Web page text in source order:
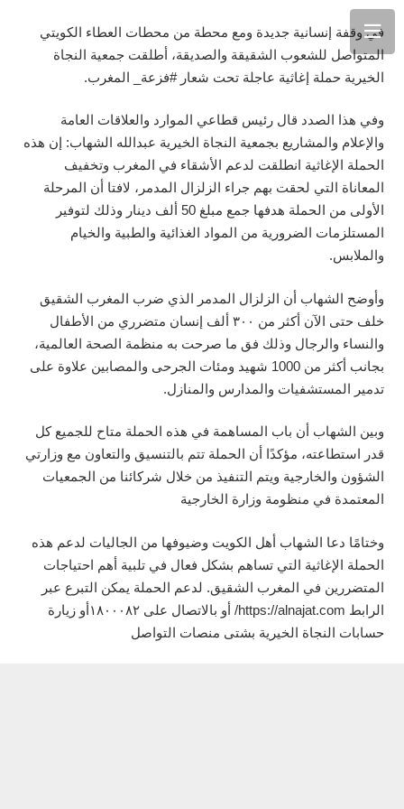
في وقفة إنسانية جديدة ومع محطة من محطات العطاء الكويتي
المتواصل للشعوب الشقيقة والصديقة، أطلقت جمعية النجاة
الخيرية حملة إغاثية عاجلة تحت شعار #فزعة_ المغرب.
وفي هذا الصدد قال رئيس قطاعي الموارد والعلاقات العامة
والإعلام والمشاريع بجمعية النجاة الخيرية عبدالله الشهاب: إن هذه
الحملة الإغاثية انطلقت لدعم الأشقاء في المغرب وتخفيف
المعاناة التي لحقت بهم جراء الزلزال المدمر، لافتا أن المرحلة
الأولى من الحملة هدفها جمع مبلغ 50 ألف دينار وذلك لتوفير
المستلزمات الضرورية من المواد الغذائية والطبية والخيام
والملابس.
وأوضح الشهاب أن الزلزال المدمر الذي ضرب المغرب الشقيق
خلف حتى الآن أكثر من ٣٠٠ ألف إنسان متضرري من الأطفال
والنساء والرجال وذلك فق ما صرحت به منظمة الصحة العالمية،
بجانب أكثر من 1000 شهيد ومئات الجرحى والمصابين علاوة على
تدمير المستشفيات والمدارس والمنازل.
وبين الشهاب أن باب المساهمة في هذه الحملة متاح للجميع كل
قدر استطاعته، مؤكدًا أن الحملة تتم بالتنسيق والتعاون مع وزارتي
الشؤون والخارجية ويتم التنفيذ من خلال شركائنا من الجمعيات
المعتمدة في منظومة وزارة الخارجية
وختامًا دعا الشهاب أهل الكويت وضيوفها من الجاليات لدعم هذه
الحملة الإغاثية التي تساهم بشكل فعال في تلبية أهم احتياجات
المتضررين في المغرب الشقيق. لدعم الحملة يمكن التبرع عبر
الرابط https://alnajat.com/ أو بالاتصال على ١٨٠٠٠٨٢أو زيارة
حسابات النجاة الخيرية بشتى منصات التواصل